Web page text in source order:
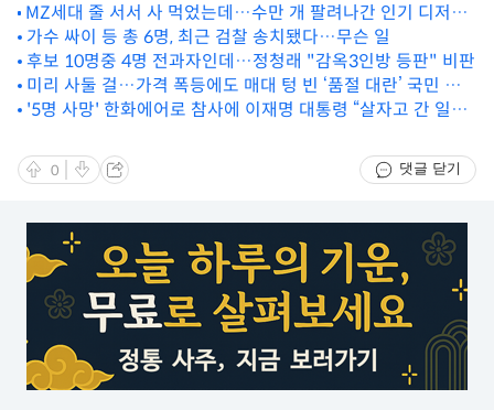
MZ세대 줄 서서 사 먹었는데…수만 개 팔려나간 인기 디저트
의 '충격적 진실'
가수 싸이 등 총 6명, 최근 검찰 송치됐다…무슨 일
후보 10명중 4명 전과자인데…정청래 "감옥3인방 등판" 비판
미리 사둘 걸…가격 폭등에도 매대 텅 빈 ‘품절 대란’ 국민 식
재료
'5명 사망' 한화에어로 참사에 이재명 대통령 “살자고 간 일터
0 댓글 닫기